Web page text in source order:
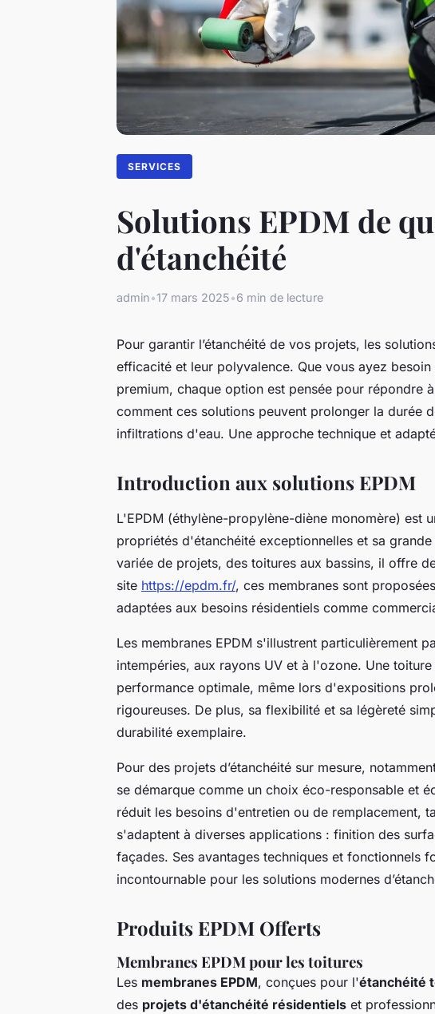
SERVICES
Solutions EPDM de
d'étanchéité
admin•17 mars 2025•6 min de lecture
Pour garantir l’étanchéité de vos projets, les
efficacité et leur polyvalence. Que vous ayez
premium, chaque option est pensée pour répondre
comment ces solutions peuvent prolonger la durée
infiltrations d'eau. Une approche technique et
Introduction aux solutions EPDM
L'EPDM (éthylène-propylène-diène monomère) est
propriétés d'étanchéité exceptionnelles et sa
variée de projets, des toitures aux bassins, il offre
site https://epdm.fr/, ces membranes sont
adaptées aux besoins résidentiels comme
Les membranes EPDM s'illustrent particulièrement
intempéries, aux rayons UV et à l'ozone. Une
performance optimale, même lors d'expositions
rigoureuses. De plus, sa flexibilité et sa légèreté
durabilité exemplaire.
Pour des projets d’étanchéité sur mesure,
se démarque comme un choix éco-responsable et
réduit les besoins d'entretien ou de remplacement,
s'adaptent à diverses applications : finition des
façades. Ses avantages techniques et fonctionnels
incontournable pour les solutions modernes
Produits EPDM Offerts
Membranes EPDM pour les toitures
Les membranes EPDM, conçues pour l'étanchéité
des projets d'étanchéité résidentiels et